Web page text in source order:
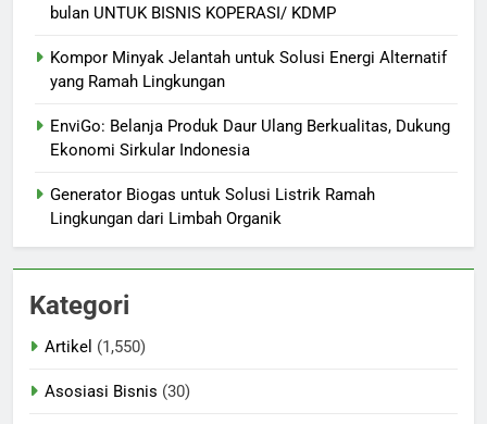
bulan UNTUK BISNIS KOPERASI/ KDMP
Kompor Minyak Jelantah untuk Solusi Energi Alternatif
yang Ramah Lingkungan
EnviGo: Belanja Produk Daur Ulang Berkualitas, Dukung
Ekonomi Sirkular Indonesia
Generator Biogas untuk Solusi Listrik Ramah
Lingkungan dari Limbah Organik
Kategori
Artikel (1,550)
Asosiasi Bisnis (30)